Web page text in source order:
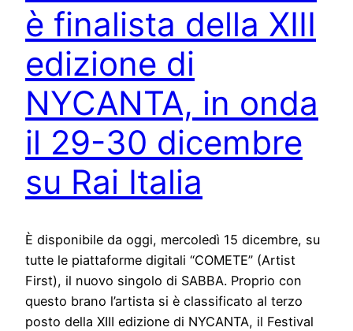
è finalista della XIII
edizione di
NYCANTA, in onda
il 29-30 dicembre
su Rai Italia
È disponibile da oggi, mercoledì 15 dicembre, su
tutte le piattaforme digitali “COMETE” (Artist
First), il nuovo singolo di SABBA. Proprio con
questo brano l’artista si è classificato al terzo
posto della XIII edizione di NYCANTA, il Festival